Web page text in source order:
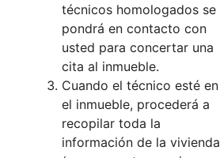
técnicos homologados se
pondrá en contacto con
usted para concertar una
cita al inmueble.
Cuando el técnico esté en
el inmueble, procederá a
recopilar toda la
información de la vivienda